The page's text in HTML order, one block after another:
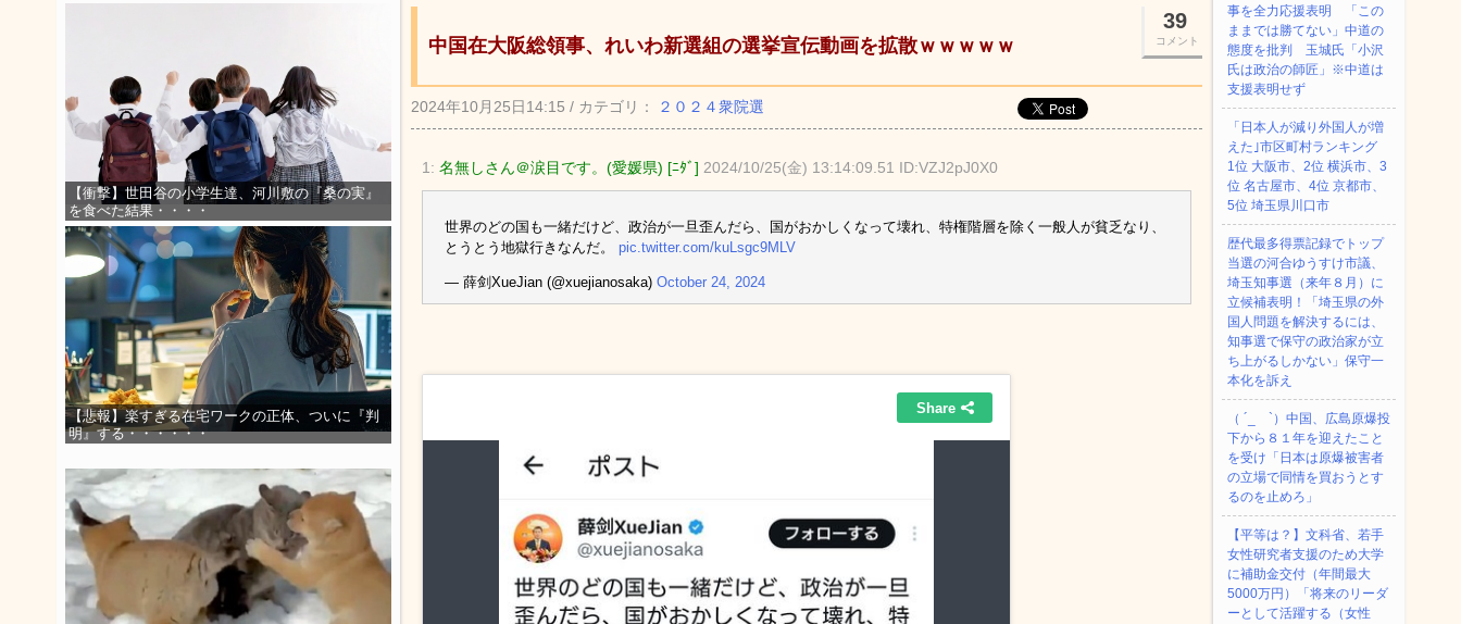
【衝撃】世田谷の小学生達、河川敷の『桑の実』
を食べた結果・・・・
【悲報】楽すぎる在宅ワークの正体、ついに『判
明』する・・・・・・
39
コメント
中国在大阪総領事、れいわ新選組の選挙宣伝動画を拡散ｗｗｗｗｗ
2024年10月25日14:15 / カテゴリ： ２０２４衆院選
1: 名無しさん＠涙目です。(愛媛県) [ﾆﾀﾞ] 2024/10/25(金) 13:14:09.51 ID:VZJ2pJ0X0
世界のどの国も一緒だけど、政治が一旦歪んだら、国がおかしくなって壊れ、特権階層を除く一般人が貧乏なり、
とうとう地獄行きなんだ。 pic.twitter.com/kuLsgc9MLV
— 薛剑XueJian (@xuejianosaka) October 24, 2024
事を全力応援表明 「この
ままでは勝てない」中道の
態度を批判 玉城氏「小沢
氏は政治の師匠」※中道は
支援表明せず
「日本人が減り外国人が増
えた｣市区町村ランキング
1位 大阪市、2位 横浜市、3
位 名古屋市、4位 京都市、
5位 埼玉県川口市
歴代最多得票記録でトップ
当選の河合ゆうすけ市議、
埼玉知事選（来年８月）に
立候補表明！「埼玉県の外
国人問題を解決するには、
知事選で保守の政治家が立
ち上がるしかない」保守一
本化を訴え
（ ´_ゝ`）中国、広島原爆投
下から８１年を迎えたこと
を受け「日本は原爆被害者
の立場で同情を買おうとす
るのを止めろ」
【平等は？】文科省、若手
女性研究者支援のため大学
に補助金交付（年間最大
5000万円）「将来のリーダ
ーとして活躍する（女性